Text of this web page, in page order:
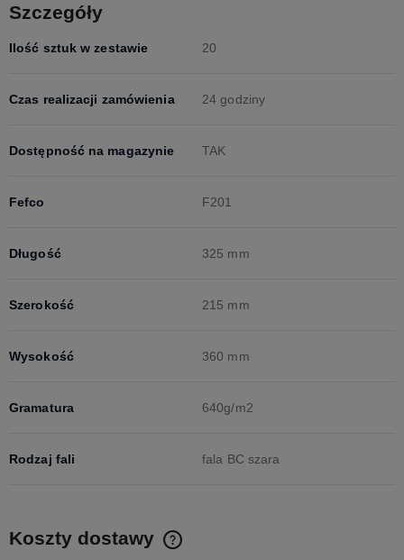
Szczegóły
Ilość sztuk w zestawie 20
Czas realizacji zamówienia 24 godziny
Dostępność na magazynie TAK
Fefco F201
Długość 325 mm
Szerokość 215 mm
Wysokość 360 mm
Gramatura 640g/m2
Rodzaj fali fala BC szara
Koszty dostawy